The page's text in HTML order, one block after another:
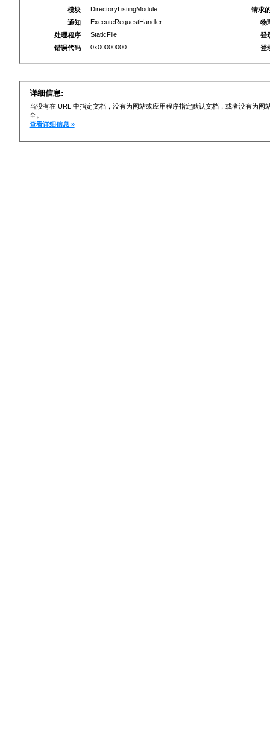
模块
DirectoryListingModule
通知
ExecuteRequestHandler
处理程序
StaticFile
错误代码
0x00000000
请求
物
登
登
详细信息:
当没有在 URL 中指定文档，没有为网站或应用程序指定默认文档，或者没有为
全。
查看详细信息 »